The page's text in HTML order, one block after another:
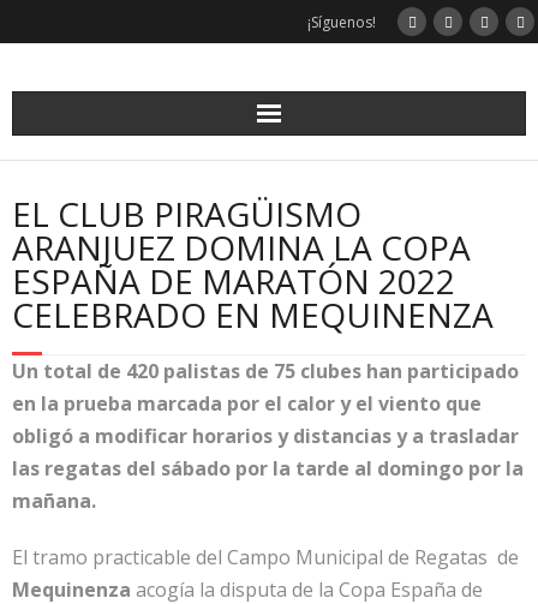
¡Síguenos!
EL CLUB PIRAGÜISMO
ARANJUEZ DOMINA LA COPA
ESPAÑA DE MARATÓN 2022
CELEBRADO EN MEQUINENZA
Un total de 420 palistas de 75 clubes han participado
en la prueba marcada por el calor y el viento que
obligó a modificar horarios y distancias y a trasladar
las regatas del sábado por la tarde al domingo por la
mañana.
El tramo practicable del Campo Municipal de Regatas de
Mequinenza acogía la disputa de la Copa España de